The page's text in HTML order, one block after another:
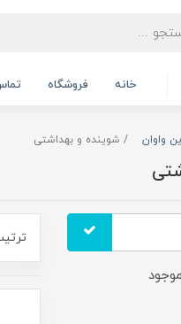
خانه فروشگاه
واوان شوینده و بهداشتی